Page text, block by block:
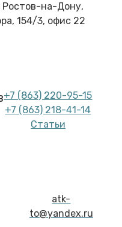
Ростов-на-Дону,
154/3, офис 22
+7 (863) 220-95-15
+7 (863) 218-41-14
Статьи
atk-
to@yandex.ru